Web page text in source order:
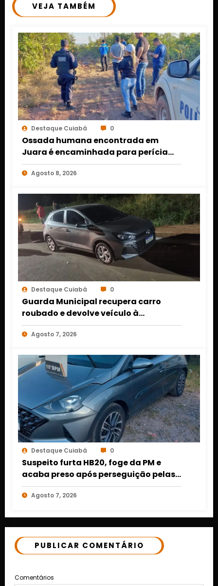
VEJA TAMBÉM
Destaque Cuiabá 0
Ossada humana encontrada em
Juara é encaminhada para perícia
em Cuiabá; identidade da vítima
segue desconhecida
Agosto 8, 2026
Destaque Cuiabá 0
Guarda Municipal recupera carro
roubado e devolve veículo à
proprietária em Várzea Grande
Agosto 7, 2026
Destaque Cuiabá 0
Suspeito furta HB20, foge da PM e
acaba preso após perseguição pelas
ruas de Cuiabá
Agosto 7, 2026
PUBLICAR COMENTÁRIO
Comentários